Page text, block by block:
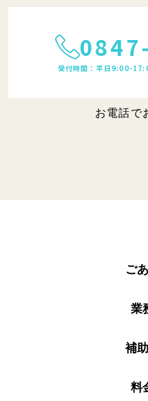
受付時間：平日9:00-
お電話で
ご
業
補
料